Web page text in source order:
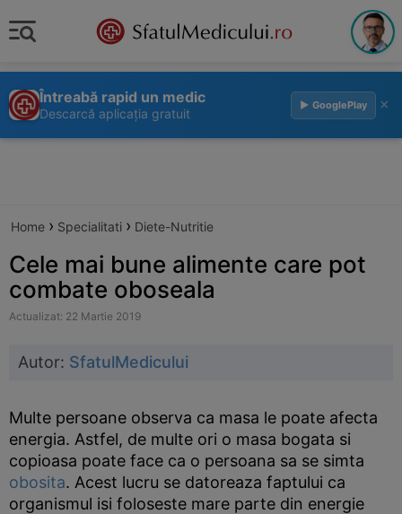
Întreabă rapid un medic
Descarcă aplicația gratuit
▶ GooglePlay ×
Home › Specialitati › Diete-Nutritie
Cele mai bune alimente care pot
combate oboseala
Actualizat: 22 Martie 2019
Autor: SfatulMedicului
Multe persoane observa ca masa le poate afecta
energia. Astfel, de multe ori o masa bogata si
copioasa poate face ca o persoana sa se simta
obosita. Acest lucru se datoreaza faptului ca
organismul isi foloseste mare parte din energie